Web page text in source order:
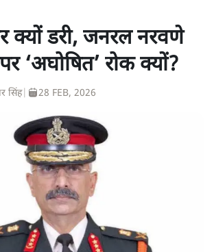
क्यों डरी, जनरल नरवणे
‘अघोषित’ रोक क्यों?
सिंह| 28 FEB, 2026